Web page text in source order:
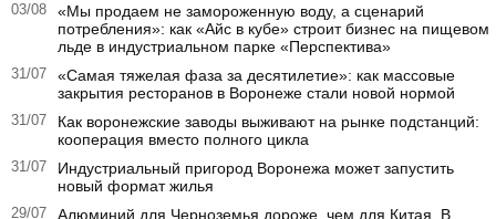
03/08
«Мы продаем не замороженную воду, а сценарий
потребления»: как «Айс в кубе» строит бизнес на пищевом
льде в индустриальном парке «Перспектива»
31/07
«Самая тяжелая фаза за десятилетие»: как массовые
закрытия ресторанов в Воронеже стали новой нормой
31/07
Как воронежские заводы выживают на рынке подстанций:
кооперация вместо полного цикла
31/07
Индустриальный пригород Воронежа может запустить
новый формат жилья
29/07
Алюминий для Черноземья дороже, чем для Китая. В